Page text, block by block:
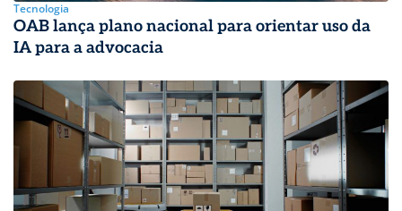
Tecnologia
OAB lança plano nacional para orientar uso da
IA para a advocacia